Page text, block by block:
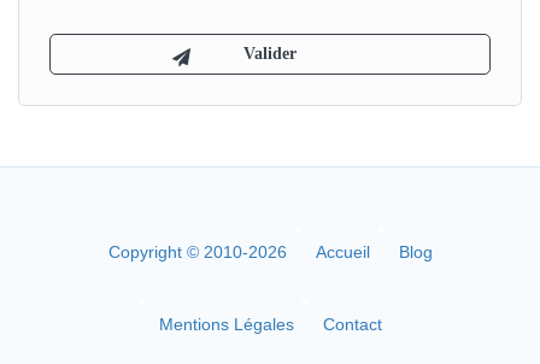
Copyright © 2010-2026 Accueil Blog
Mentions Légales Contact